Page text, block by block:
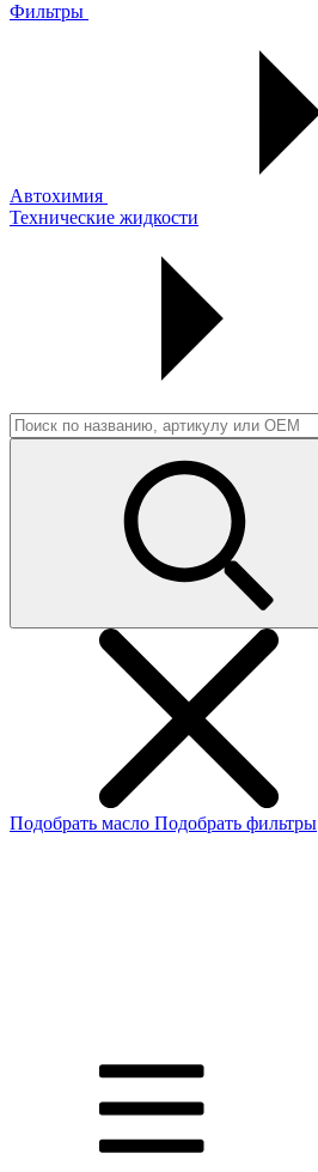
Фильтры
Автохимия
Технические жидкости
Подобрать масло Подобрать фильтры